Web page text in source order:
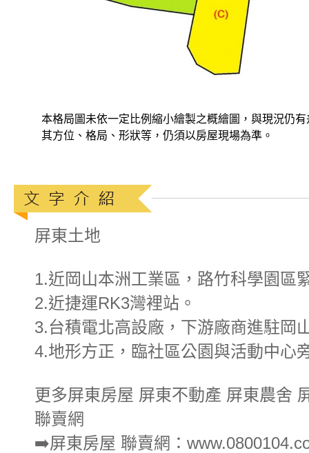
本格局圖未依一定比例縮小繪製之概繪圖，與現況仍有
其方位、格局、形狀等，仍須以房屋現場為準。
屏東土地
1.近岡山本洲工業區，路竹科學園區
2.近捷運RK3灣裡站。
3.台積電北高設廠，下游廠商進駐岡
4.地形方正，臨社區公園與活動中心
更多屏東房屋 屏東不動產 屏東農舍
聯賣網
➡️屏東房屋 聯賣網：